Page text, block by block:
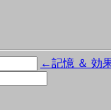
←記憶 ＆ 効